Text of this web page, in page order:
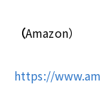
（Amazon）
https://